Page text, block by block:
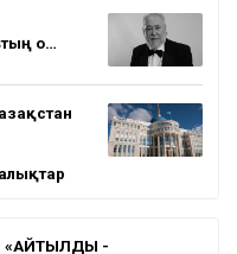
о…
«АЙТЫЛДЫ -